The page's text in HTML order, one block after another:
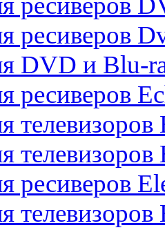
ресиверов
DVD и Blu-
ресиверов
телевизоров
телевизоров
ресиверов
телевизоров